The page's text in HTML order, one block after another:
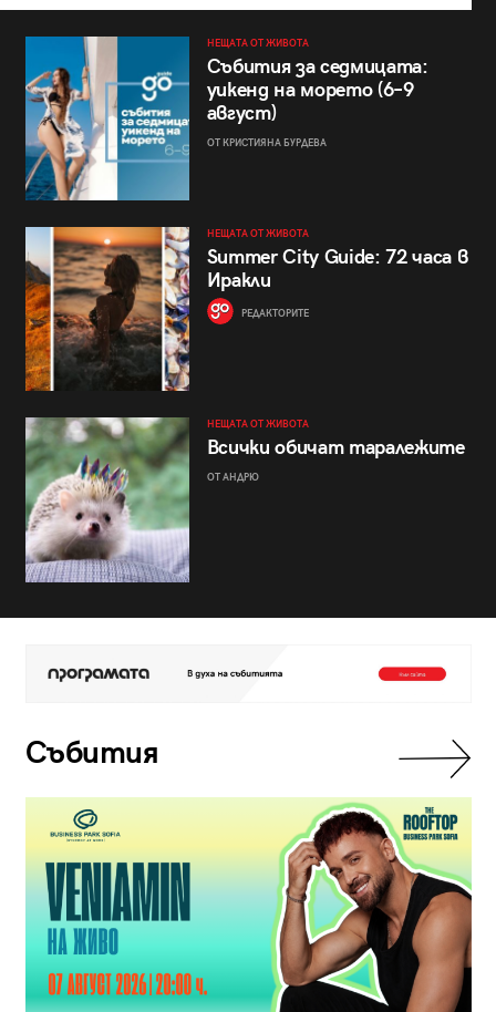
НЕЩАТА ОТ ЖИВОТА
Събития за седмицата:
уикенд на морето (6–9
август)
ОТ КРИСТИЯНА БУРДЕВА
НЕЩАТА ОТ ЖИВОТА
Summer City Guide: 72 часа в
Иракли
РЕДАКТОРИТЕ
НЕЩАТА ОТ ЖИВОТА
Всички обичат таралежите
ОТ АНДРЮ
Събития